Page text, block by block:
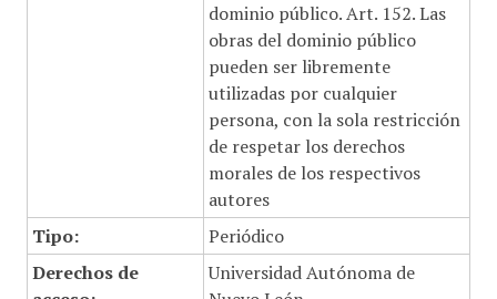
dominio público. Art. 152. Las
obras del dominio público
pueden ser libremente
utilizadas por cualquier
persona, con la sola restricción
de respetar los derechos
morales de los respectivos
autores
Tipo:
Periódico
Derechos de
Universidad Autónoma de